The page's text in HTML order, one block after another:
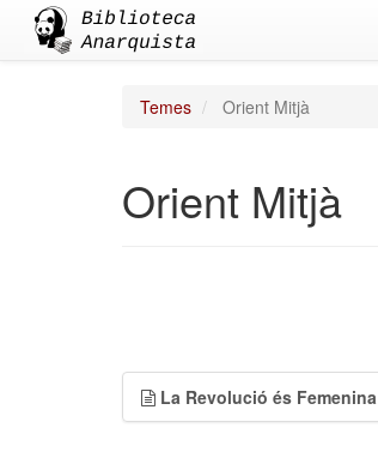
Temes Orient Mitjà
Orient Mitjà
La Revolució és Femenina